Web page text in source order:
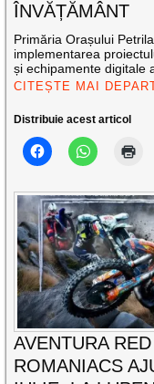
ÎNVĂȚĂMÂNT
Primăria Orașului
implementarea
și echipamente digitale
CITEȘTE MAI
Distribuie acest articol
AVENTURA
ROMANIACS